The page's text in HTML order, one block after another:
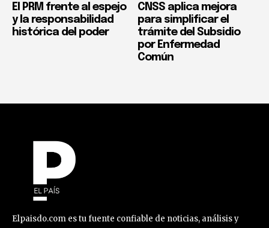
El PRM frente al espejo
y la responsabilidad
histórica del poder
CNSS aplica mejora
para simplificar el
trámite del Subsidio
por Enfermedad
Común
Elpaisdo.com es tu fuente confiable de noticias, análisis y